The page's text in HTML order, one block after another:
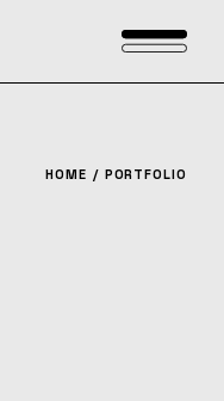
HOME PORTFOLIO